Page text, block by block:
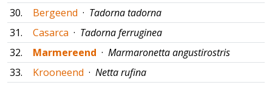
30.
Bergeend · Tadorna tadorna
31.
Casarca · Tadorna ferruginea
32.
Marmereend · Marmaronetta angustirostris
33.
Krooneend · Netta rufina